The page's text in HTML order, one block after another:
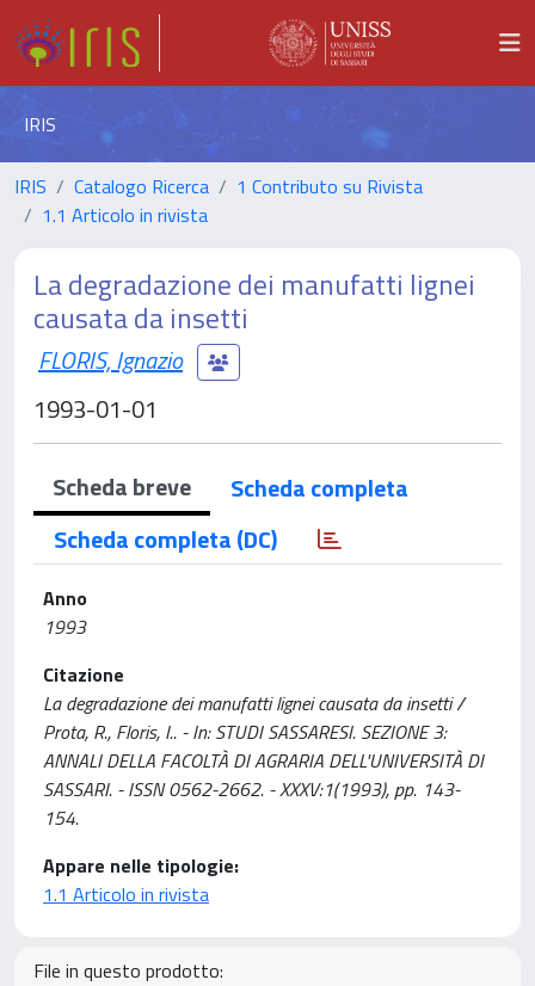
IRIS
IRIS Catalogo Ricerca
1 Contributo su Rivista
1.1 Articolo in rivista
La degradazione dei manufatti lignei
causata da insetti
FLORIS, Ignazio
1993-01-01
Scheda breve
Scheda completa
Scheda completa (DC)
Anno
1993
Citazione
La degradazione dei manufatti lignei causata da insetti /
Prota, R., Floris, I.. - In: STUDI SASSARESI. SEZIONE 3:
ANNALI DELLA FACOLTÀ DI AGRARIA DELL'UNIVERSITÀ DI
SASSARI. - ISSN 0562-2662. - XXXV:1(1993), pp. 143-
154.
Appare nelle tipologie:
1.1 Articolo in rivista
File in questo prodotto: